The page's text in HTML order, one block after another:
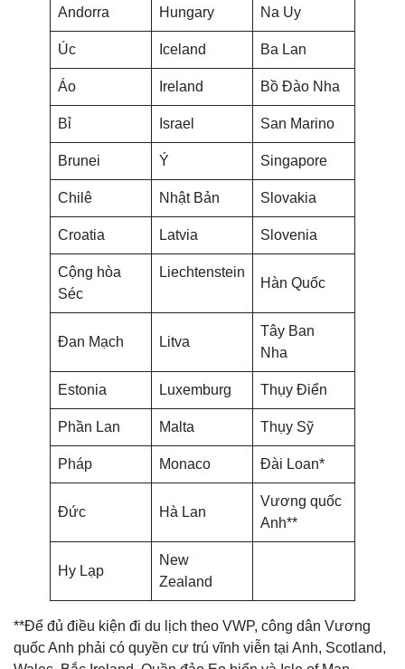
Andorra Hungary Na Uy
Úc Iceland Ba Lan
Áo Ireland Bồ Đào Nha
Bỉ Israel San Marino
Brunei Ý Singapore
Chilê Nhật Bản Slovakia
Croatia Latvia Slovenia
Cộng hòa
Séc
Liechtenstein
Hàn Quốc
Đan Mạch Litva
Tây Ban
Nha
Estonia Luxemburg Thụy Điển
Phần Lan Malta Thụy Sỹ
Pháp Monaco Đài Loan*
Đức Hà Lan
Vương quốc
Anh**
Hy Lạp
New
Zealand
**Để đủ điều kiện đi du lịch theo VWP, công dân Vương
quốc Anh phải có quyền cư trú vĩnh viễn tại Anh, Scotland,